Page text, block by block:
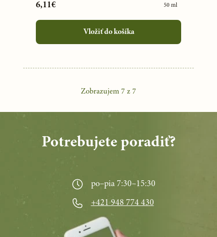
6,11€ 50 ml
Vložiť do košíka
Zobrazujem 7 z 7
Potrebujete poradiť?
po–pia 7:30–15:30
+421 948 774 430